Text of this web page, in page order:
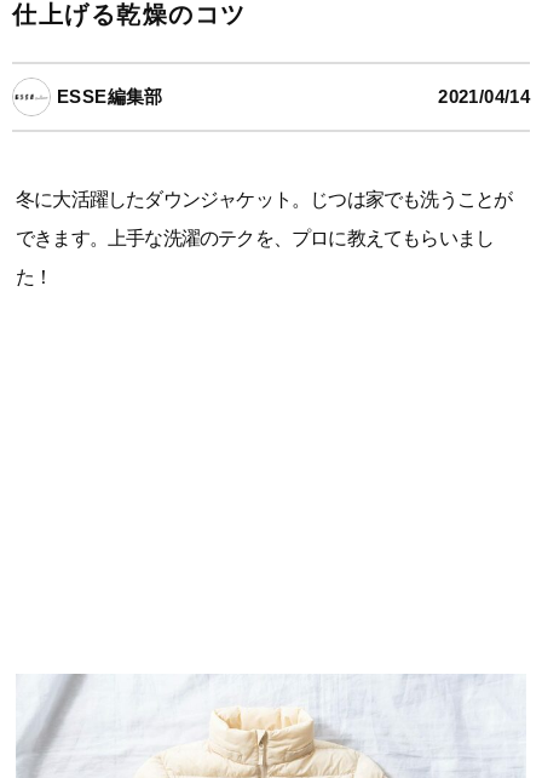
仕上げる乾燥のコツ
ESSE編集部 2021/04/14
冬に大活躍したダウンジャケット。じつは家でも洗うことが
できます。上手な洗濯のテクを、プロに教えてもらいまし
た！